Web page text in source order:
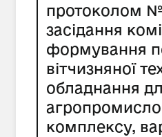
протоколом
засідання
формування
вітчизняної
обладнання
комплексу,